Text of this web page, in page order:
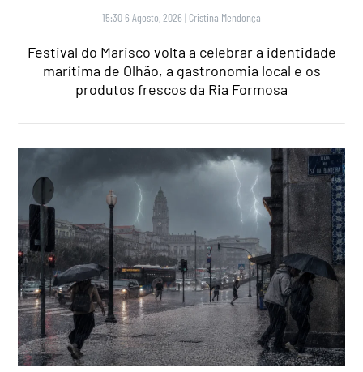
15:30 6 Agosto, 2026 | Cristina Mendonça
Festival do Marisco volta a celebrar a identidade
marítima de Olhão, a gastronomia local e os
produtos frescos da Ria Formosa